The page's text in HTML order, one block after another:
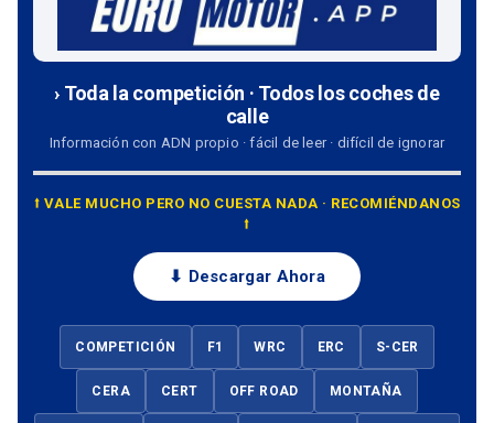
› Toda la competición · Todos los coches de
calle
Información con ADN propio · fácil de leer · difícil de ignorar
⭡ VALE MUCHO PERO NO CUESTA NADA · RECOMIÉNDANOS
⭡
⬇ Descargar Ahora
COMPETICIÓN F1 WRC ERC S-CER
CERA CERT OFF ROAD MONTAÑA